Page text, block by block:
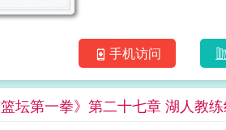
手机访问
篮坛第一拳》第二十七章 湖人教